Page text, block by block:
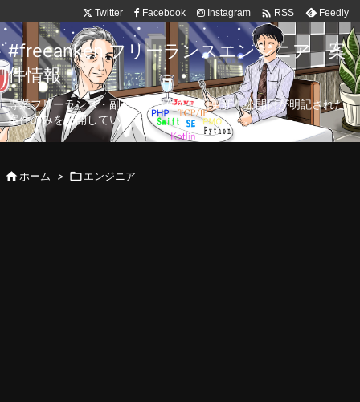
Twitter Facebook Instagram  RSS Feedly
#freeanken フリーランスエンジニア 案
件情報
専業フリーランス・副業向け案件を毎日更新！公開日が明記された
案件のみを公開しています。
ホーム > エンジニア